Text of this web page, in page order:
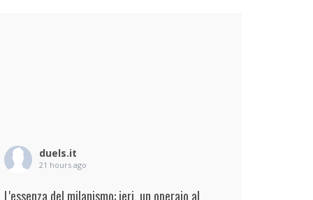
duels.it
21 hours ago
L'essenza del milanismo: ieri, un operaio al